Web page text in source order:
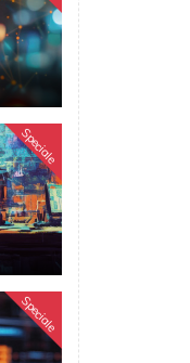
Speciale
Speciale